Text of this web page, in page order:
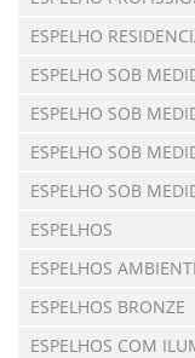
ESPELHO
ESPELHO SOB
ESPELHO SOB
ESPELHO SOB
ESPELHO SOB
ESPELHOS
ESPELHOS
ESPELHOS BRONZE
ESPELHOS COM